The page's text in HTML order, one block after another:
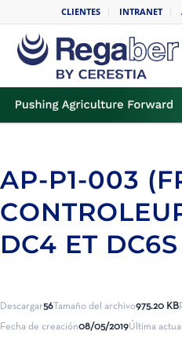
CLIENTES INTRANET
AP-P1-003
DC4 ET DC6S
Descargar56 Tamaño del archivo975.20 KB
Fecha de creación08/05/2019Última